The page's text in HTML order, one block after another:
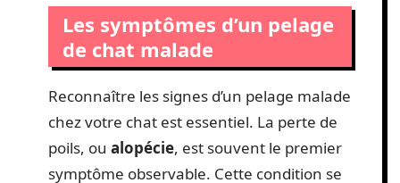
Les symptômes d’un pelage
de chat malade
Reconnaître les signes d’un pelage malade
chez votre chat est essentiel. La perte de
poils, ou alopécie, est souvent le premier
symptôme observable. Cette condition se